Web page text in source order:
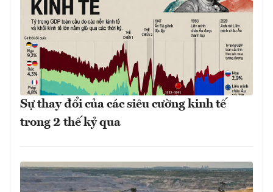
Sự thay đổi của các siêu cường kinh tế
trong 2 thế kỷ qua